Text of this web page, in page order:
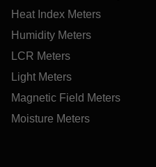
Heat Index Meters
Humidity Meters
LCR Meters
Light Meters
Magnetic Field Meters
Moisture Meters